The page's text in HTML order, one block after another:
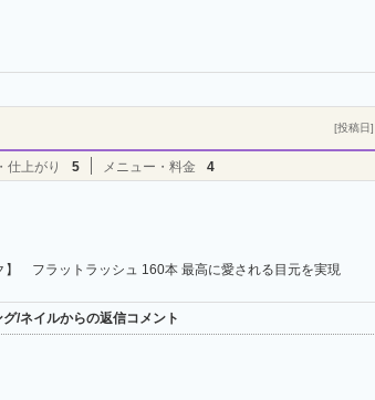
[投稿日
仕上がり 5 メニュー・料金 4
】 フラットラッシュ 160本 最高に愛される目元を実現
/ネイルからの返信コメント